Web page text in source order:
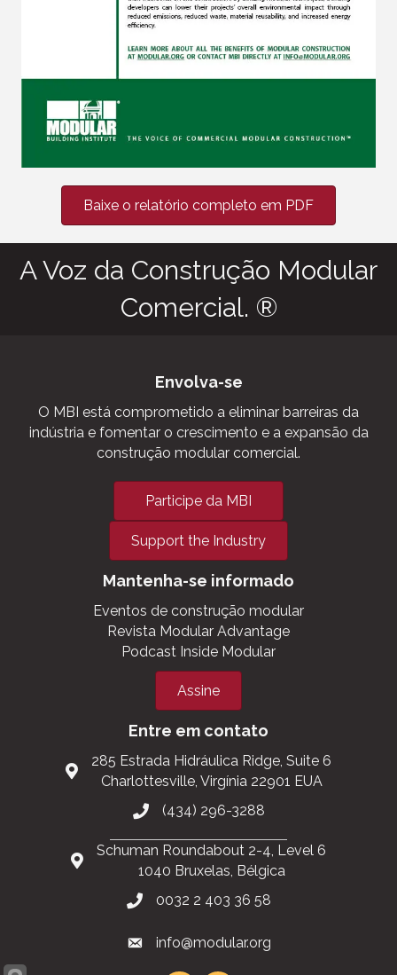
Baixe o relatório completo em PDF
A Voz da Construção Modular
Comercial. ®
Envolva-se
O MBI está comprometido a eliminar barreiras da
indústria e fomentar o crescimento e a expansão da
construção modular comercial.
Participe da MBI
Support the Industry
Mantenha-se informado
Eventos de construção modular
Revista Modular Advantage
Podcast Inside Modular
Assine
Entre em contato
285 Estrada Hidráulica Ridge, Suite 6
Charlottesville, Virgínia 22901 EUA
(434) 296-3288
Schuman Roundabout 2-4, Level 6
1040 Bruxelas, Bélgica
0032 2 403 36 58
info@modular.org